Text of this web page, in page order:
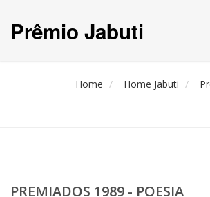
Prêmio Jabuti
Home Home Jabuti
PREMIADOS 1989 - POESIA